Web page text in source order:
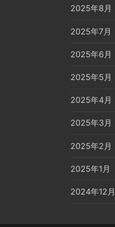
2025年8月
2025年7月
2025年6月
2025年5月
2025年4月
2025年3月
2025年2月
2025年1月
2024年12月